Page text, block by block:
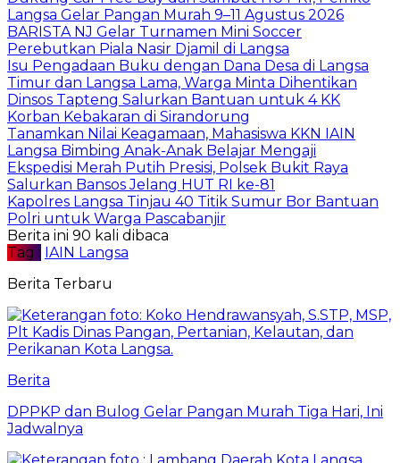
Langsa Gelar Pangan Murah 9–11 Agustus 2026
BARISTA NJ Gelar Turnamen Mini Soccer
Perebutkan Piala Nasir Djamil di Langsa
Isu Pengadaan Buku dengan Dana Desa di Langsa
Timur dan Langsa Lama, Warga Minta Dihentikan
Dinsos Tapteng Salurkan Bantuan untuk 4 KK
Korban Kebakaran di Sirandorung
Tanamkan Nilai Keagamaan, Mahasiswa KKN IAIN
Langsa Bimbing Anak-Anak Belajar Mengaji
Ekspedisi Merah Putih Presisi, Polsek Bukit Raya
Salurkan Bansos Jelang HUT RI ke-81
Kapolres Langsa Tinjau 40 Titik Sumur Bor Bantuan
Polri untuk Warga Pascabanjir
Berita ini 90 kali dibaca
Tag : IAIN Langsa
Berita Terbaru
Berita
DPPKP dan Bulog Gelar Pangan Murah Tiga Hari, Ini
Jadwalnya